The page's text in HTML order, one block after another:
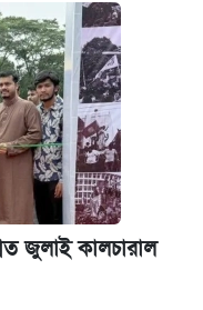
জুলাই কালচারাল